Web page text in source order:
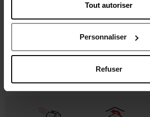
Tout autoriser
Personnaliser
Refuser
Body Breakfast
Lichaamscrème
€ 46,50 Zien